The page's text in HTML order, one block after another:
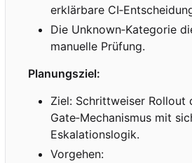
erklärbare CI‑
Die Unknown‑Kategorie
manuelle Prüfung.
Planungsziel:
Ziel: Schrittweiser Rollout
Gate‑Mechanismus mit
Eskalationslogik.
Vorgehen: